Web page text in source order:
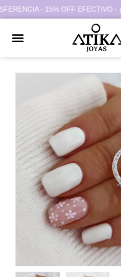
- 15% OFF EFECTIVO -